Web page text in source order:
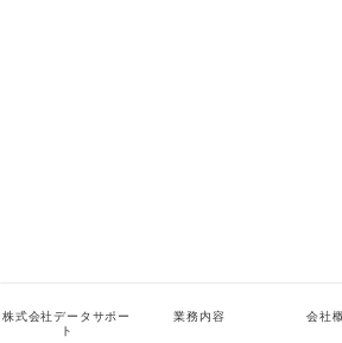
株式会社データサポー
ト
業務内容 会社